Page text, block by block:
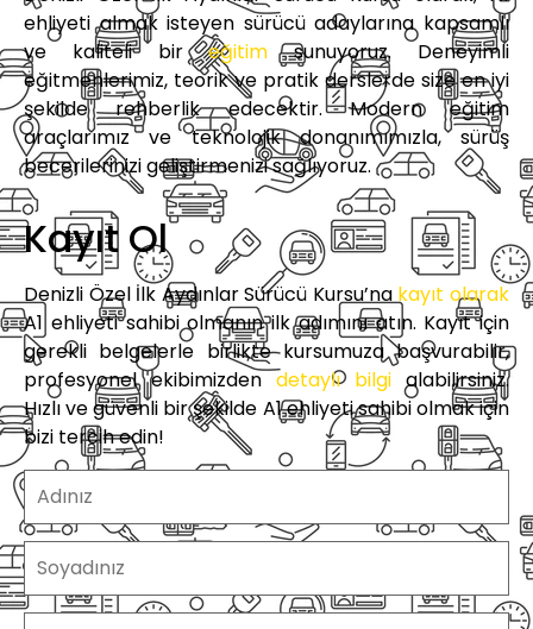
ehliyeti almak isteyen sürücü adaylarına kapsamlı
ve kaliteli bireğitim sunuyoruz. Deneyimli
eğitmenlerimiz, teorik ve pratik derslerde size en iyi
şekilde rehberlik edecektir. Modern eğitim
araçlarımız ve teknolojik donanımımızla, sürüş
becerilerinizi geliştirmenizi sağlıyoruz.
Kayıt Ol
Denizli Özel İlk Aydınlar Sürücü Kursu’nakayıt olarak
A1 ehliyeti sahibi olmanın ilk adımını atın. Kayıt için
gerekli belgelerle birlikte kursumuza başvurabilir,
profesyonel ekibimizdendetaylı bilgi alabilirsiniz.
Hızlı ve güvenli bir şekilde A1 ehliyeti sahibi olmak için
bizi tercih edin!